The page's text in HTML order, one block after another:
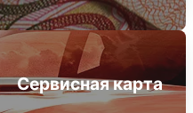
Сервисная карта